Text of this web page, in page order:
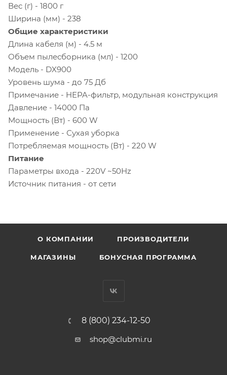
Вес (г) - 1800 г
Ширина (мм) - 238
Общие характеристики
Длина кабеля (м) - 4.5 м
Объем пылесборника (мл) - 1200
Модель - DX900
Уровень шума - до 75 Дб
Примечание - HEPA-фильтр, модульная конструкция
Давление - 14000 Па
Мощность (Вт) - 600 W
Применение - Сухая уборка
Потребляемая мощность (Вт) - 220 W
Питание
Параметры входа - 220V ~50Hz
Источник питания - от сети
О КОМПАНИИ ПРОИЗВОДИТЕЛИ
МАГАЗИНЫ БОНУСНАЯ ПРОГРАММА
8 (800) 234-12-50
shop@clubmi.ru